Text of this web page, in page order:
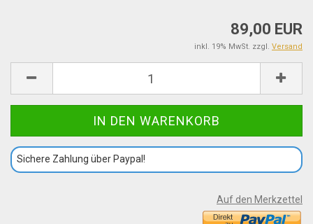
89,00 EUR
inkl. 19% MwSt. zzgl. Versand
Sichere Zahlung über Paypal!
Auf den Merkzettel